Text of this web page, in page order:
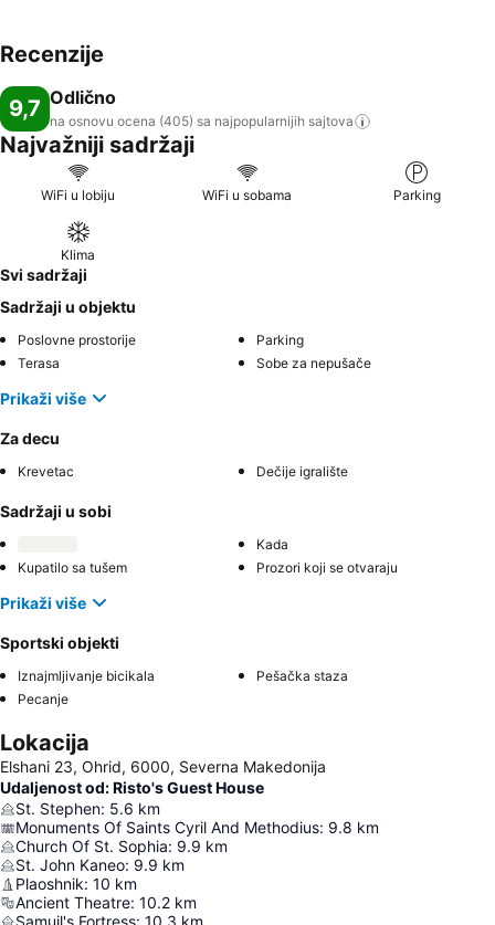
Recenzije
9,7 Odlično
na osnovu ocena (405) sa najpopularnijih sajtova
Najvažniji sadržaji
WiFi u lobiju WiFi u sobama Parking
Klima
Svi sadržaji
Sadržaji u objektu
Poslovne prostorije
Parking
Terasa
Sobe za nepušače
Prikaži više
Za decu
Krevetac Dečije igralište
Sadržaji u sobi
Kada
Kupatilo sa tušem
Prozori koji se otvaraju
Prikaži više
Sportski objekti
Iznajmljivanje bicikala
Pešačka staza
Pecanje
Lokacija
Elshani 23, Ohrid, 6000, Severna Makedonija
Udaljenost od: Risto's Guest House
St. Stephen: 5.6 km
Monuments Of Saints Cyril And Methodius: 9.8 km
Church Of St. Sophia: 9.9 km
St. John Kaneo: 9.9 km
Plaoshnik: 10 km
Ancient Theatre: 10.2 km
Samuil's Fortress: 10.3 km